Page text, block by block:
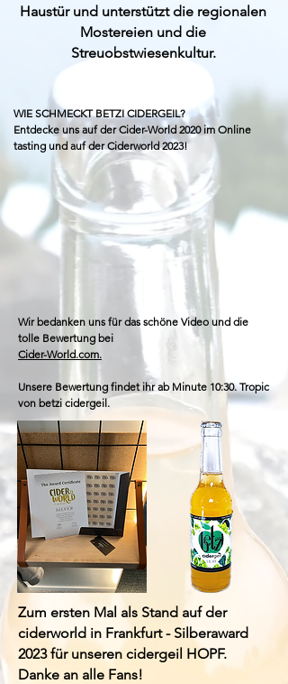
Haustür und unterstützt die regionalen
Mostereien und die
Streuobstwiesenkultur.
WIE SCHMECKT BETZI CIDERGEIL?
Entdecke uns auf der Cider-World 2020 im Online
tasting und auf der Ciderworld 2023!
Wir bedanken uns für das schöne Video und die
tolle Bewertung bei
Cider-World.com.
Unsere Bewertung findet ihr abMinute 10:30. Tropic
von betzi cidergeil.
Zum ersten Mal als Stand auf der
ciderworld in Frankfurt - Silberaward
2023 für unseren cidergeil HOPF.
Danke an alle Fans!